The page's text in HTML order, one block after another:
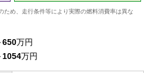
め、走行条件等により実際の燃料消費率は異な
650万円
1054万円